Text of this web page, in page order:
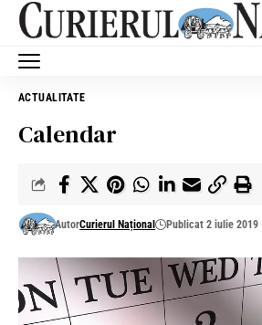
ACTUALITATE
Calendar
AutorCurierul Național Publicat 2 iulie 2019